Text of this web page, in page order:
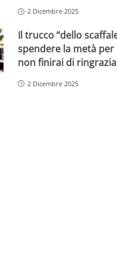
2 Dicembre 2025
Il trucco “dello
spendere la metà per
non finirai di
2 Dicembre 2025